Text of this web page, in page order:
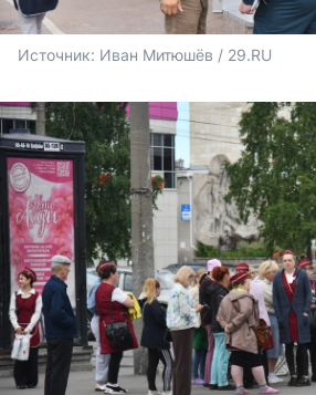
Источник: Иван Митюшёв / 29.RU